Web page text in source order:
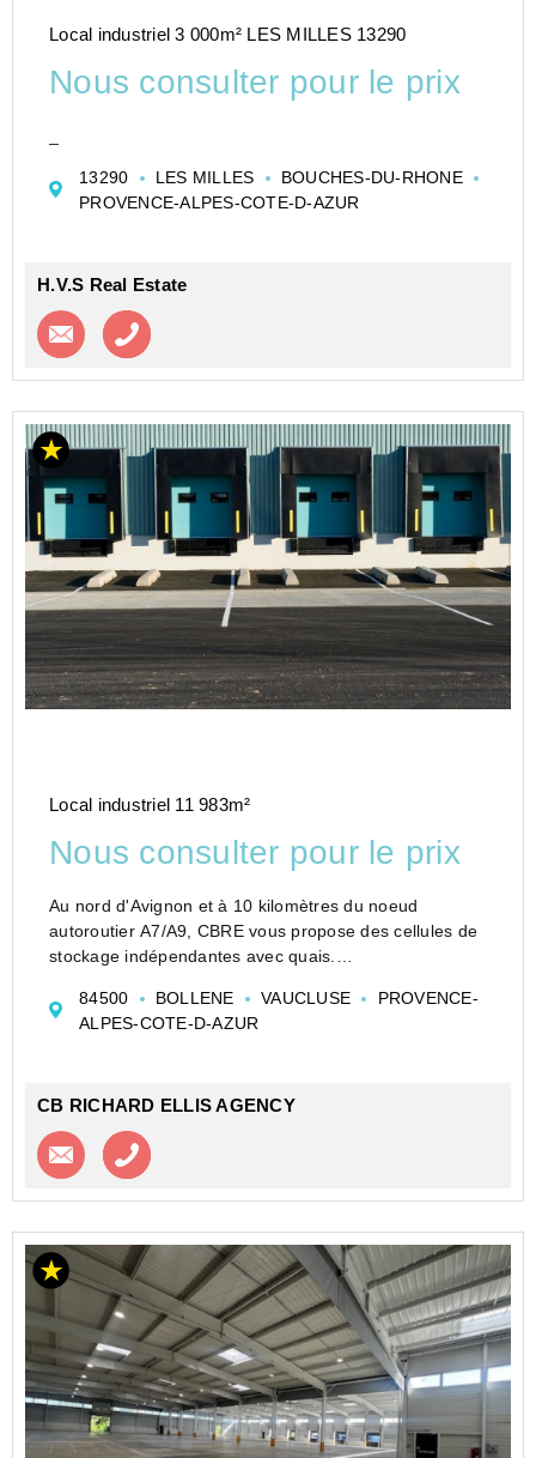
Local industriel 3 000m² LES MILLES 13290
Nous consulter pour le prix
13290 LES MILLES
BOUCHES-DU-RHONE
PROVENCE-ALPES-COTE-D-AZUR
H.V.S Real Estate
Contacter l'agence
Local industriel 11 983m²
Nous consulter pour le prix
Au nord d'Avignon et à 10 kilomètres du noeud
autoroutier A7/A9, CBRE vous propose des cellules de
stockage indépendantes avec quais.
à côte, et disposent d'un accès moyen et gros porteurs,
84500 BOLLENE VAUCLUSE
PROVENCE-
ALPES-COTE-D-AZUR
CB RICHARD ELLIS AGENCY
Contacter l'agence